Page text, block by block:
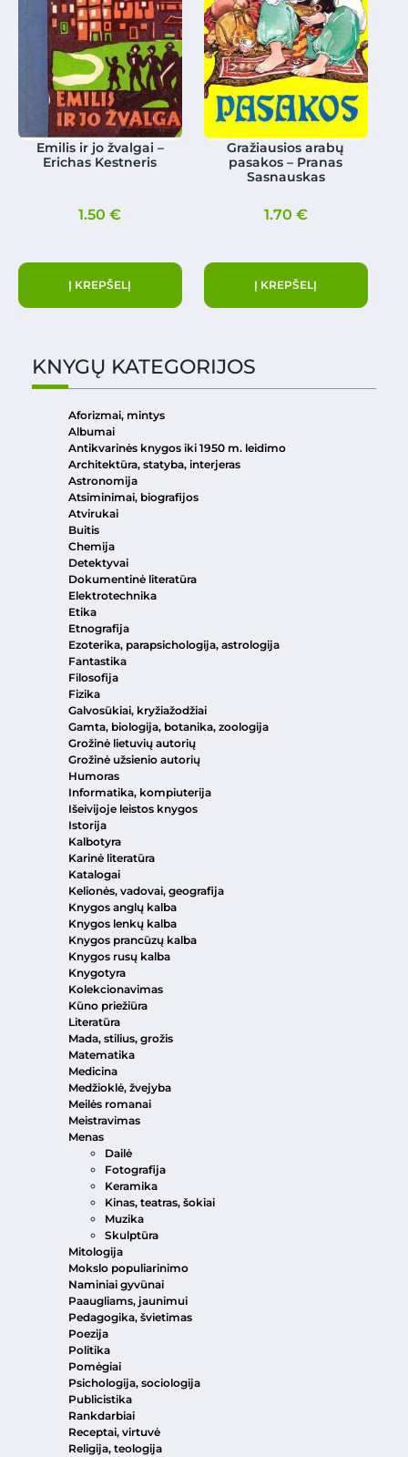
Emilis ir jo žvalgai –
Erichas Kestneris
1.50€
Į KREPŠELĮ
Gražiausios arabų
pasakos – Pranas
Sasnauskas
1.70 €
Į KREPŠELĮ
KNYGŲ KATEGORIJOS
Aforizmai, mintys
Albumai
Antikvarinės knygos iki 1950 m. leidimo
Architektūra, statyba, interjeras
Astronomija
Atsiminimai, biografijos
Atvirukai
Buitis
Chemija
Detektyvai
Dokumentinė literatūra
Elektrotechnika
Etika
Etnografija
Ezoterika, parapsichologija, astrologija
Fantastika
Filosofija
Fizika
Galvosūkiai, kryžiažodžiai
Gamta, biologija, botanika, zoologija
Grožinė lietuvių autorių
Grožinė užsienio autorių
Humoras
Informatika, kompiuterija
Išeivijoje leistos knygos
Istorija
Kalbotyra
Karinė literatūra
Katalogai
Kelionės, vadovai, geografija
Knygos anglų kalba
Knygos lenkų kalba
Knygos prancūzų kalba
Knygos rusų kalba
Knygotyra
Kolekcionavimas
Kūno priežiūra
Literatūra
Mada, stilius, grožis
Matematika
Medicina
Medžioklė, žvejyba
Meilės romanai
Meistravimas
Menas
Dailė
Fotografija
Keramika
Kinas, teatras, šokiai
Muzika
Skulptūra
Mitologija
Mokslo populiarinimo
Naminiai gyvūnai
Paaugliams, jaunimui
Pedagogika, švietimas
Poezija
Politika
Pomėgiai
Psichologija, sociologija
Publicistika
Rankdarbiai
Receptai, virtuvė
Religija, teologija